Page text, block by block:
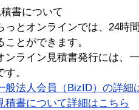
書について
っとオンラインでは、24時
ことができます。
ンライン見積書発行には、
す。
般法人会員（BizID）の詳細
積書について詳細はこちら